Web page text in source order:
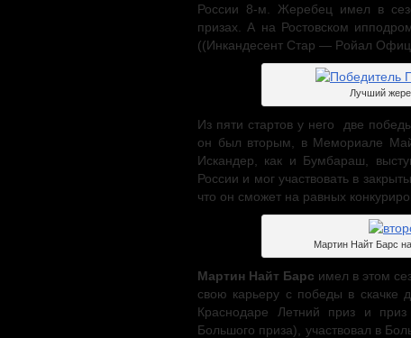
России 8-м. Жеребец имел в
призах. А на Ростовском
((Инкандесент Cтар — Рoйал
Лучший
Из пяти стартов у него две
он был вторым, в Мемориале
Искандер, как и Бумбараш,
России и мог участвовать в
что он сможет на равных
Мартин Найт Барс
Мартин Найт Барс имел в этом
свою карьеру с победы в скачке
Краснодаре Летний приз и приз
Большого приза), участвовал в